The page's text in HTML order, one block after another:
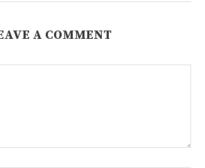
A COMMENT